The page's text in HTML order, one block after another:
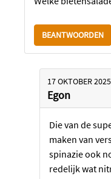
BEANTWOORDEN
17 OKTOBER 2025
Egon
Die van de
maken van
spinazie ook
redelijk wat